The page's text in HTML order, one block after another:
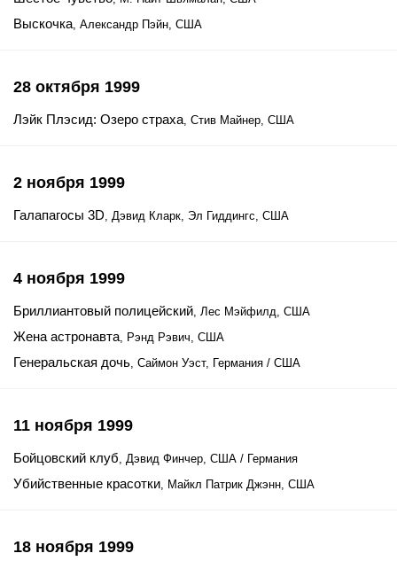
Выскочка, Александр Пэйн, США
28 октября 1999
Лэйк Плэсид: Озеро страха, Стив Майнер, США
2 ноября 1999
Галапагосы 3D, Дэвид Кларк, Эл Гиддингс, США
4 ноября 1999
Бриллиантовый полицейский, Лес Мэйфилд, США
Жена астронавта, Рэнд Рэвич, США
Генеральская дочь, Саймон Уэст, Германия / США
11 ноября 1999
Бойцовский клуб, Дэвид Финчер, США / Германия
Убийственные красотки, Майкл Патрик Джэнн, США
18 ноября 1999